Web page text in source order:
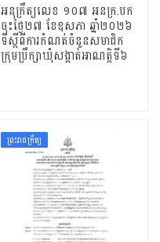
អនុក្រឹត្យលេខ ១០៧ អនក្រ.បក
ចុះថ្ងៃ២៧ ខែឧសភា ឆ្នាំ២០២៦
ទីស្ដីពីការកំណត់ចំនួនសមាជិក
ក្រុមប្រឹក្សាឃុំសង្កាត់អាណត្តិទី៦
ព្រះរាជក្រឹត្យ